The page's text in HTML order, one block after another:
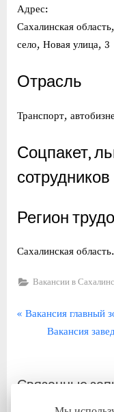
Адрес:
Сахалинская
село, Новая улица, 3
Отрасль
Транспорт,
Соцпакет,
сотрудников
Регион
Сахалинская область.
Вакансии в
Навигация
П
ы
Вакансия главный
С
д
Вакансия
Связанные